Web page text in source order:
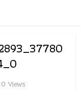
0 Views